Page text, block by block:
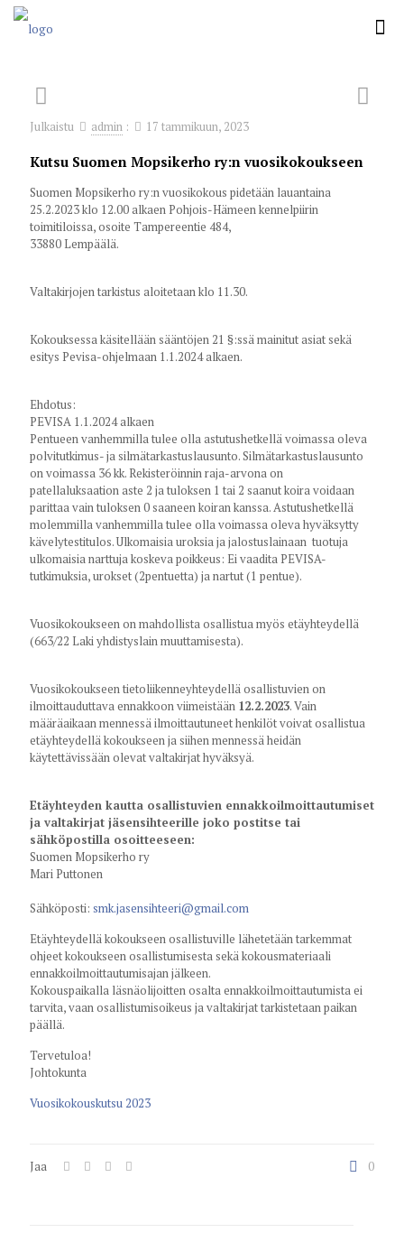
Julkaistu admin : 17 tammikuun, 2023
Kutsu Suomen Mopsikerho ry:n vuosikokoukseen
Suomen Mopsikerho ry:n vuosikokous pidetään lauantaina
25.2.2023 klo 12.00 alkaen Pohjois-Hämeen kennelpiirin
toimitiloissa, osoite Tampereentie 484,
33880 Lempäälä.
Valtakirjojen tarkistus aloitetaan klo 11.30.
Kokouksessa käsitellään sääntöjen 21 §:ssä mainitut asiat sekä
esitys Pevisa-ohjelmaan 1.1.2024 alkaen.
Ehdotus:
PEVISA 1.1.2024 alkaen
Pentueen vanhemmilla tulee olla astutushetkellä voimassa oleva
polvitutkimus- ja silmätarkastuslausunto. Silmätarkastuslausunto
on voimassa 36 kk. Rekisteröinnin raja-arvona on
patellaluksaation aste 2 ja tuloksen 1 tai 2 saanut koira voidaan
parittaa vain tuloksen 0 saaneen koiran kanssa. Astutushetkellä
molemmilla vanhemmilla tulee olla voimassa oleva hyväksytty
kävelytestitulos. Ulkomaisia uroksia ja jalostuslainaan tuotuja
ulkomaisia narttuja koskeva poikkeus: Ei vaadita PEVISA-
tutkimuksia, urokset (2pentuetta) ja nartut (1 pentue).
Vuosikokoukseen on mahdollista osallistua myös etäyhteydellä
(663/22 Laki yhdistyslain muuttamisesta).
Vuosikokoukseen tietoliikenneyhteydellä osallistuvien on
ilmoittauduttava ennakkoon viimeistään 12.2.2023. Vain
määräaikaan mennessä ilmoittautuneet henkilöt voivat osallistua
etäyhteydellä kokoukseen ja siihen mennessä heidän
käytettävissään olevat valtakirjat hyväksyä.
Etäyhteyden kautta osallistuvien ennakkoilmoittautumiset
ja valtakirjat jäsensihteerille joko postitse tai
sähköpostilla osoitteeseen:
Suomen Mopsikerho ry
Mari Puttonen
Sähköposti: smk.jasensihteeri@gmail.com
Etäyhteydellä kokoukseen osallistuville lähetetään tarkemmat
ohjeet kokoukseen osallistumisesta sekä kokousmateriaali
ennakkoilmoittautumisajan jälkeen.
Kokouspaikalla läsnäolijoitten osalta ennakkoilmoittautumista ei
tarvita, vaan osallistumisoikeus ja valtakirjat tarkistetaan paikan
päällä.
Tervetuloa!
Johtokunta
Vuosikokouskutsu 2023
Jaa 0